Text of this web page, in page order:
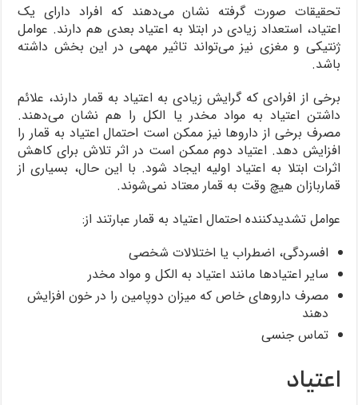
تحقیقات صورت گرفته نشان می‌دهند که افراد دارای یک
اعتیاد، استعداد زیادی در ابتلا به اعتیاد بعدی هم دارند. عوامل
ژنتیکی و مغزی نیز می‌تواند تاثیر مهمی در این بخش داشته
باشد.
برخی از افرادی که گرایش زیادی به اعتیاد به قمار دارند، علائم
داشتن اعتیاد به مواد مخدر یا الکل را هم نشان می‌دهند.
مصرف برخی از داروها نیز ممکن است احتمال اعتیاد به قمار را
افزایش دهد. اعتیاد دوم ممکن است در اثر تلاش برای کاهش
اثرات ابتلا به اعتیاد اولیه ایجاد شود. با این حال، بسیاری از
قماربازان هیچ وقت به قمار معتاد نمی‌شوند.
عوامل تشدیدکننده احتمال اعتیاد به قمار عبارتند از:
افسردگی، اضطراب یا اختلالات شخصی
سایر اعتیادها مانند اعتیاد به الکل و مواد مخدر
مصرف داروهای خاص که میزان دوپامین را در خون افزایش
دهند
تماس جنسی
اعتیاد